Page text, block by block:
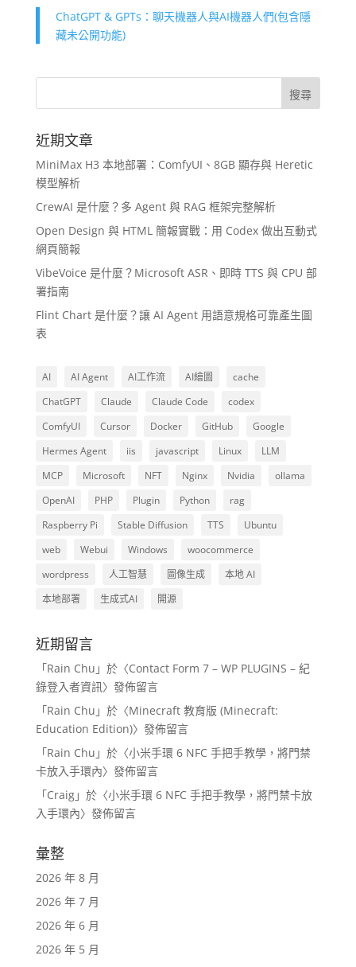
ChatGPT & GPTs：聊天機器人與AI機器人們(包含隱
藏未公開功能)
近期文章
MiniMax H3 本地部署：ComfyUI、8GB 顯存與 Heretic
模型解析
CrewAI 是什麼？多 Agent 與 RAG 框架完整解析
Open Design 與 HTML 簡報實戰：用 Codex 做出互動式
網頁簡報
VibeVoice 是什麼？Microsoft ASR、即時 TTS 與 CPU 部
署指南
Flint Chart 是什麼？讓 AI Agent 用語意規格可靠產生圖
表
AI AI Agent AI工作流 AI繪圖
cache
ChatGPT
Claude Claude Code
codex
ComfyUI
Cursor Docker GitHub
Google
Hermes Agent
iis javascript Linux
LLM
MCP
Microsoft NFT Nginx Nvidia
ollama
OpenAI
PHP Plugin Python
rag
Raspberry Pi
Stable Diffusion TTS
Ubuntu
web
Webui Windows
woocommerce
wordpress
人工智慧 圖像生成
本地 AI
本地部署
生成式AI 開源
近期留言
「Rain Chu 」於〈Contact Form 7 – WP PLUGINS – 紀
錄登入者資訊〉發佈留言
「Rain Chu 」於〈Minecraft 教育版 (Minecraft:
Education Edition)〉發佈留言
「Rain Chu 」於〈小米手環 6 NFC 手把手教學，將門禁
卡放入手環內〉發佈留言
「Craig」於〈小米手環 6 NFC 手把手教學，將門禁卡放
入手環內〉發佈留言
彙整
2026 年 8 月
2026 年 7 月
2026 年 6 月
2026 年 5 月